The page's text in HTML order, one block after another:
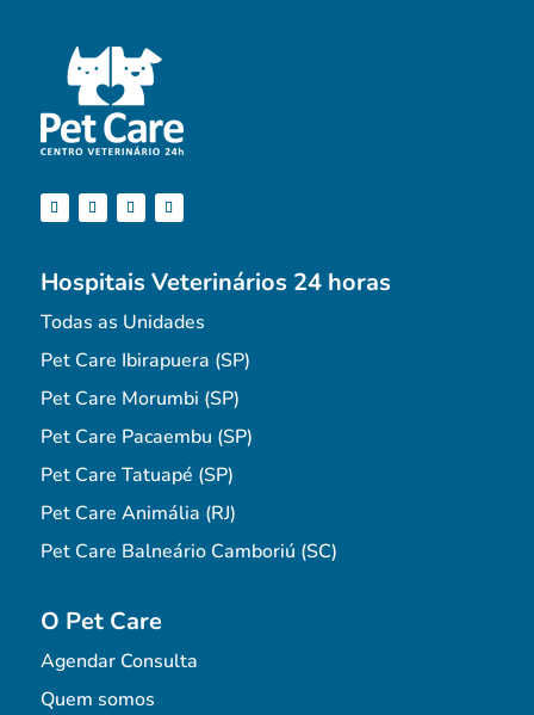
Hospitais Veterinários 24 horas
Todas as Unidades
Pet Care Ibirapuera (SP)
Pet Care Morumbi (SP)
Pet Care Pacaembu (SP)
Pet Care Tatuapé (SP)
Pet Care Animália (RJ)
Pet Care Balneário Camboriú (SC)
O Pet Care
Agendar Consulta
Quem somos